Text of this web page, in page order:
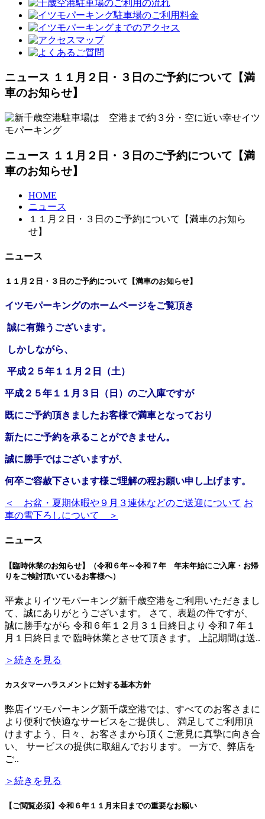
ニュース １１月２日・３日のご予約について【満
車のお知らせ】
ニュース １１月２日・３日のご予約について【満
車のお知らせ】
HOME
ニュース
１１月２日・３日のご予約について【満車のお知ら
せ】
ニュース
１１月２日・３日のご予約について【満車のお知らせ】
イツモパーキングのホームページをご覧頂き
誠に有難うございます。
しかしながら、
平成２５年１１月２日（土）
平成２５年１１月３日（日）のご入庫ですが
既にご予約頂きましたお客様で満車となっており
新たにご予約を承ることができません。
誠に勝手ではございますが、
何卒ご容赦下さいます様ご理解の程お願い申し上げます。
＜ お盆・夏期休暇や９月３連休などのご送迎について お
車の雪下ろしについて ＞
ニュース
【臨時休業のお知らせ】（令和６年～令和７年 年末年始にご入庫・お帰
りをご検討頂いているお客様へ）
平素よりイツモパーキング新千歳空港をご利用いただきまし
て、誠にありがとうございます。 さて、表題の件ですが、
誠に勝手ながら 令和６年１２月３１日終日より 令和７年１
月１日終日まで 臨時休業とさせて頂きます。 上記期間は送..
＞続きを見る
カスタマーハラスメントに対する基本方針
弊店イツモパーキング新千歳空港では、すべてのお客さまに
より便利で快適なサービスをご提供し、 満足してご利用頂
けますよう、日々、お客さまから頂くご意見に真摯に向き合
い、 サービスの提供に取組んでおります。 一方で、弊店を
ご..
＞続きを見る
【ご閲覧必須】令和６年１１月末日までの重要なお願い